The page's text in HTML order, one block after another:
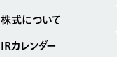
株式について
IRカレンダー